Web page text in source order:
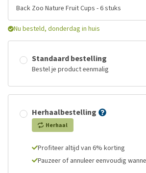
Back Zoo Nature Fruit Cups - 6 stuks
Nu besteld, donderdag in huis
Standaard bestelling
Bestel je product eenmalig
Herhaalbestelling
Herhaal
Profiteer altijd van 6% korting
Pauzeer of annuleer eenvoudig